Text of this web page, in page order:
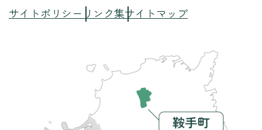
サイトポリシー リンク集サイトマップ